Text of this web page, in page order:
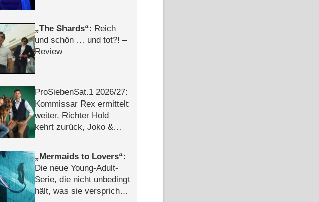
The Shards : Reich
und schön … und tot?! –
Review
ProSiebenSat.1 2026/​27:
Kommissar Rex ermittelt
weiter, Richter Hold
kehrt zurück, Joko &
Mermaids to Lovers :
Die neue Young-Adult-
Serie, die nicht unbedingt
hält, was sie verspricht –